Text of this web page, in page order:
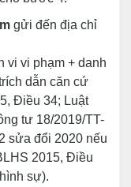
gửi đến địa chỉ
vi vi phạm + danh
dẫn căn cứ
Điều 34; Luật
tư 18/2019/TT-
sửa đổi 2020 nếu
2015, Điều
sự).